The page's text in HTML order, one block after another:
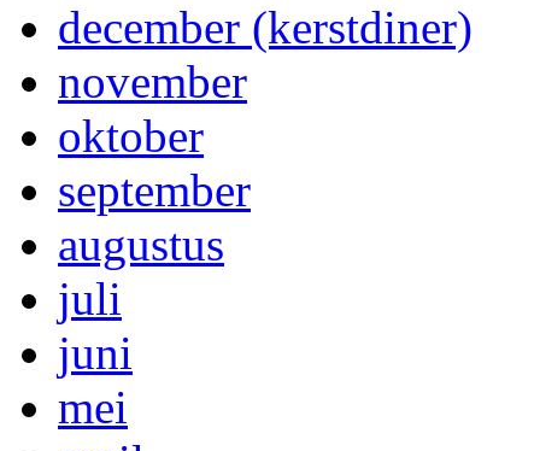
december (kerstdiner)
november
oktober
september
augustus
juli
juni
mei